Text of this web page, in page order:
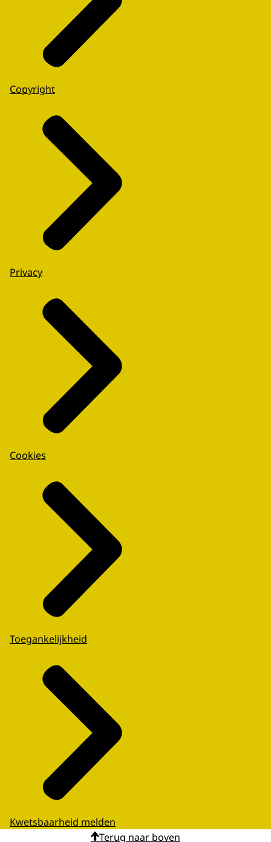
Copyright
Privacy
Cookies
Toegankelijkheid
Kwetsbaarheid melden
Terug naar boven